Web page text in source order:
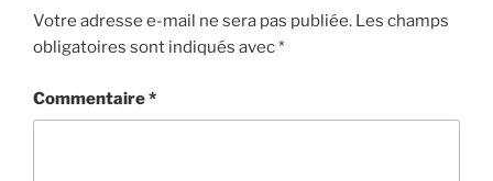
Votre adresse e-mail ne sera pas publiée. Les champs
obligatoires sont indiqués avec*
Commentaire*